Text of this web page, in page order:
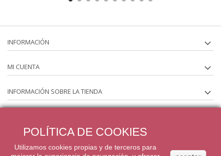
INFORMACIÓN
MI CUENTA
INFORMACIÓN SOBRE LA TIENDA
POLÍTICA DE COOKIES
Utilizamos cookies propias y de terceros para